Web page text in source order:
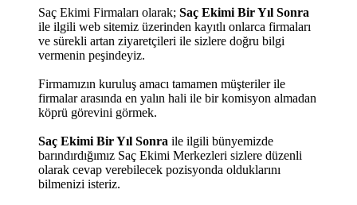
Saç Ekimi Firmaları olarak; Saç Ekimi Bir Yıl Sonra
ile ilgili web sitemiz üzerinden kayıtlı onlarca firmaları
ve sürekli artan ziyaretçileri ile sizlere doğru bilgi
vermenin peşindeyiz.
Firmamızın kuruluş amacı tamamen müşteriler ile
firmalar arasında en yalın hali ile bir komisyon almadan
köprü görevini görmek.
Saç Ekimi Bir Yıl Sonra ile ilgili bünyemizde
barındırdığımız Saç Ekimi Merkezleri sizlere düzenli
olarak cevap verebilecek pozisyonda olduklarını
bilmenizi isteriz.